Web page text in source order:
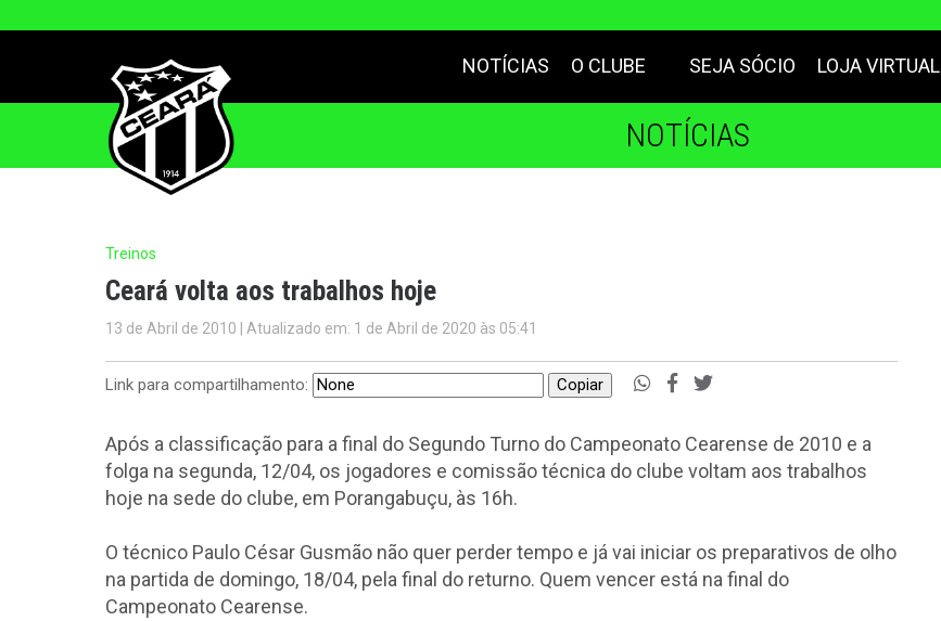
NOTÍCIAS O CLUBE SEJA SÓCIO LOJA VIRTUAL
NOTÍCIAS
Treinos
Ceará volta aos trabalhos hoje
13 de Abril de 2010 | Atualizado em: 1 de Abril de 2020 às 05:41
Link para compartilhamento: Copiar
Após a classificação para a final do Segundo Turno do Campeonato Cearense de 2010 e a
folga na segunda, 12/04, os jogadores e comissão técnica do clube voltam aos trabalhos
hoje na sede do clube, em Porangabuçu, às 16h.
O técnico Paulo César Gusmão não quer perder tempo e já vai iniciar os preparativos de olho
na partida de domingo, 18/04, pela final do returno. Quem vencer está na final do
Campeonato Cearense.